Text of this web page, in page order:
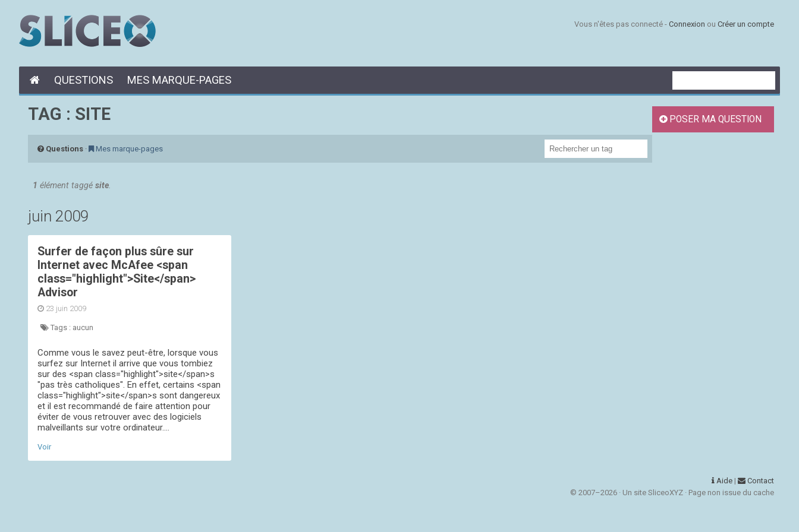
Vous n'êtes pas connecté - Connexion ou Créer un compte
QUESTIONS MES MARQUE-PAGES
TAG : SITE
Questions · Mes marque-pages
1 élément taggé site
juin 2009
Surfer de façon plus sûre sur
Internet avec McAfee <span
class="highlight">Site</span>
Advisor
23 juin 2009
Tags : aucun
Comme vous le savez peut-être, lorsque vous
surfez sur Internet il arrive que vous tombiez
sur des <span class="highlight">site</span>s
"pas très catholiques". En effet, certains <span
class="highlight">site</span>s sont dangereux
et il est recommandé de faire attention pour
éviter de vous retrouver avec des logiciels
malveillants sur votre ordinateur....
Voir
POSER MA QUESTION
Aide |
Contact
© 2007–2026 · Un site SliceoXYZ · Page non issue du cache